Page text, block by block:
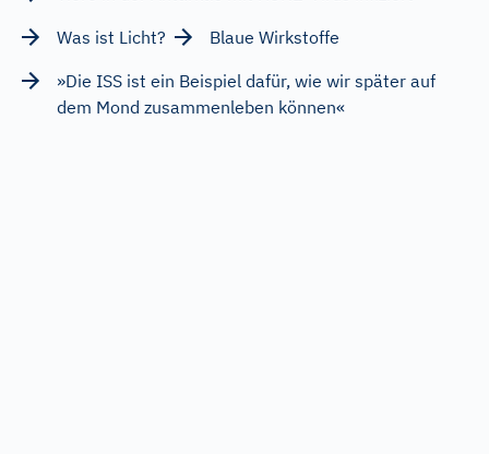
Was ist Licht?
Blaue Wirkstoffe
»Die ISS ist ein Beispiel dafür, wie wir später auf
dem Mond zusammenleben können«